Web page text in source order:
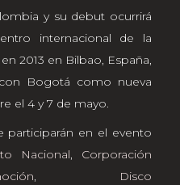
y su debut ocurrirá
internacional de la
2013 en Bilbao, España,
Bogotá como nueva
el 4 y 7 de mayo.
participarán en el evento
Nacional, Corporación
,
Disco